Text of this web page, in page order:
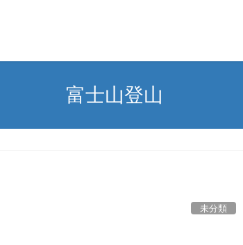
富士山登山
未分類